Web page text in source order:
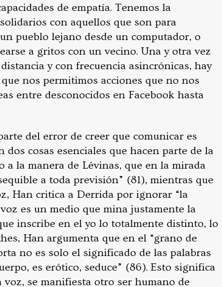
de empatía. Tenemos la
con aquellos que son para
pueblo lejano desde un computador, o
a gritos con un vecino. Una y otra vez
y con frecuencia asincrónicas, hay
nos permitimos acciones que no nos
entre desconocidos en Facebook hasta
del error de creer que comunicar es
cosas esenciales que hacen parte de la
a la manera de Lévinas, que en la mirada
a toda previsión” (81), mientras que
Han critica a Derrida por ignorar “la
es un medio que mina justamente la
inscribe en el yo lo totalmente distinto, lo
Han argumenta que en el “grano de
no es solo el significado de las palabras
es erótico, seduce” (86). Esto significa
se manifiesta otro ser humano de